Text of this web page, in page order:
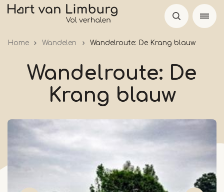
Overslaan
inhoud
Home Wandelen Wandelroute: De Krang blauw
Wandelroute: De
Krang blauw